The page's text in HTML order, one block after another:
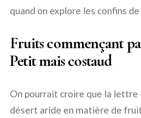
quand on explore les confins de
Fruits commençant
Petit mais costaud
On pourrait croire que la lettre
désert aride en matière de